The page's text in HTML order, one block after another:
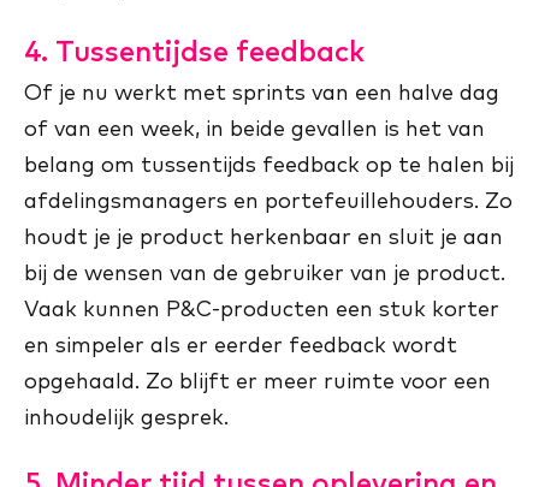
4. Tussentijdse feedback
Of je nu werkt met sprints van een halve dag
of van een week, in beide gevallen is het van
belang om tussentijds feedback op te halen bij
afdelingsmanagers en portefeuillehouders. Zo
houdt je je product herkenbaar en sluit je aan
bij de wensen van de gebruiker van je product.
Vaak kunnen P&C-producten een stuk korter
en simpeler als er eerder feedback wordt
opgehaald. Zo blijft er meer ruimte voor een
inhoudelijk gesprek.